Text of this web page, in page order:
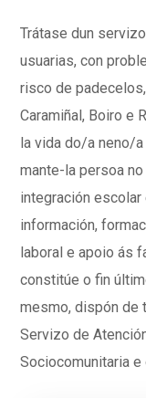
Trátase dun
usuarias, con
risco de
Caramiñal, Boiro e
la vida do/a neno/
mante-la persoa
integración
información,
laboral e apoio ás
constitúe o fin
mesmo, dispón de
Servizo de
Sociocomunitaria e